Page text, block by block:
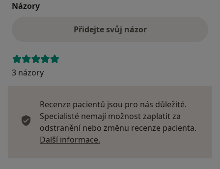
Názory
Přidejte svůj názor
3 názory
Recenze pacientů jsou pro nás důležité.
Specialisté nemají možnost zaplatit za
odstranění nebo změnu recenze pacienta.
Další informace.